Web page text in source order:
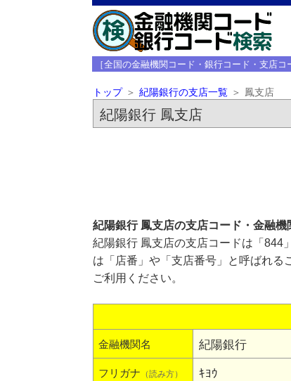
［全国の金融機関コード・銀行コード・支店
トップ 紀陽銀行の支店一覧 鳳支店
紀陽銀行 鳳支店
紀陽銀行 鳳支店の支店コード・金融機
紀陽銀行 鳳支店の支店コードは「844
は「店番」や「支店番号」と呼ばれる
ご利用ください。
金融機関名 紀陽銀行
フリガナ （読み方） ｷﾖｳ